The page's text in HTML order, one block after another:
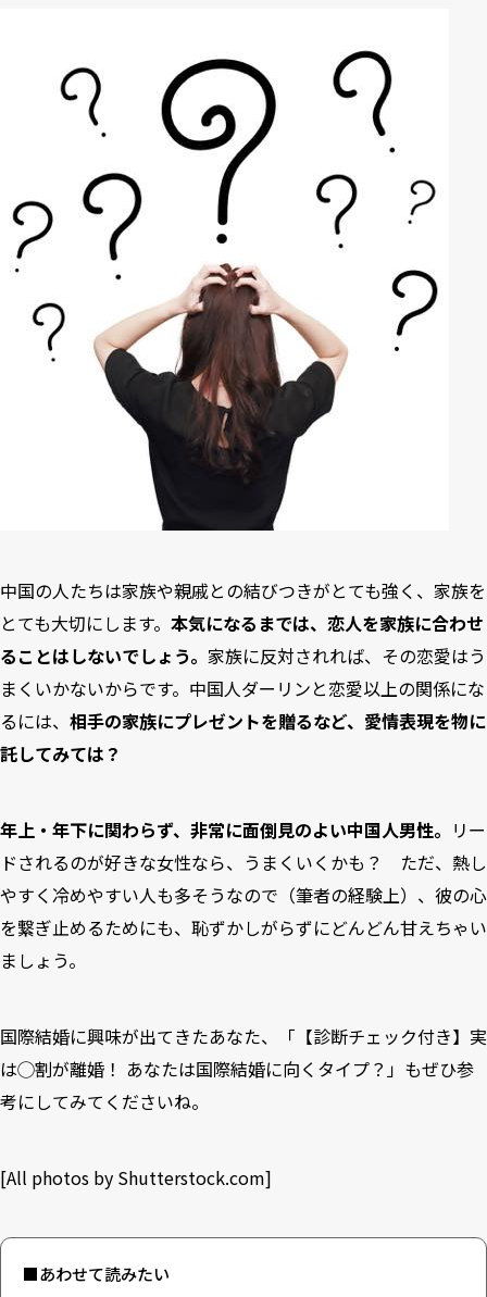
中国の人たちは家族や親戚との結びつきがとても強く、家族を
とても大切にします。 本気になるまでは、恋人を家族に合わせ
ることはしないでしょう。 家族に反対されれば、その恋愛はう
まくいかないからです。中国人ダーリンと恋愛以上の関係にな
るには、 相手の家族にプレゼントを贈るなど、愛情表現を物に
託してみては？
年上・年下に関わらず、非常に面倒見のよい中国人男性。 リー
ドされるのが好きな女性なら、うまくいくかも？ ただ、熱し
やすく冷めやすい人も多そうなので（筆者の経験上）、彼の心
を繋ぎ止めるためにも、恥ずかしがらずにどんどん甘えちゃい
ましょう。
国際結婚に興味が出てきたあなた、「 【診断チェック付き】実
は◯割が離婚！ あなたは国際結婚に向くタイプ？ 」もぜひ参
考にしてみてくださいね。
[All photos by Shutterstock.com]
■あわせて読みたい